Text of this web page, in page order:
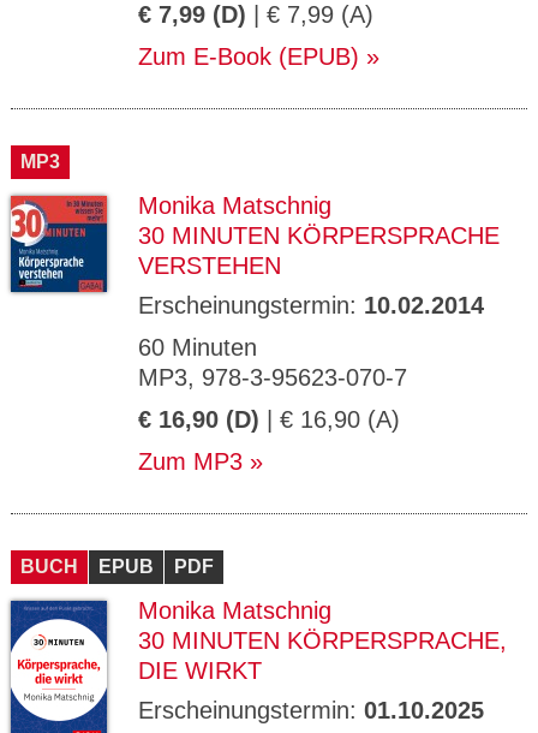
€ 7,99 (D) | € 7,99 (A)
Zum E-Book (EPUB)
MP3
Monika Matschnig
30 MINUTEN KÖRPERSPRACHE
VERSTEHEN
Erscheinungstermin: 10.02.2014
60 Minuten
MP3, 978-3-95623-070-7
€ 16,90 (D) | € 16,90 (A)
Zum MP3
BUCH EPUB PDF
Monika Matschnig
30 MINUTEN KÖRPERSPRACHE,
DIE WIRKT
Erscheinungstermin: 01.10.2025